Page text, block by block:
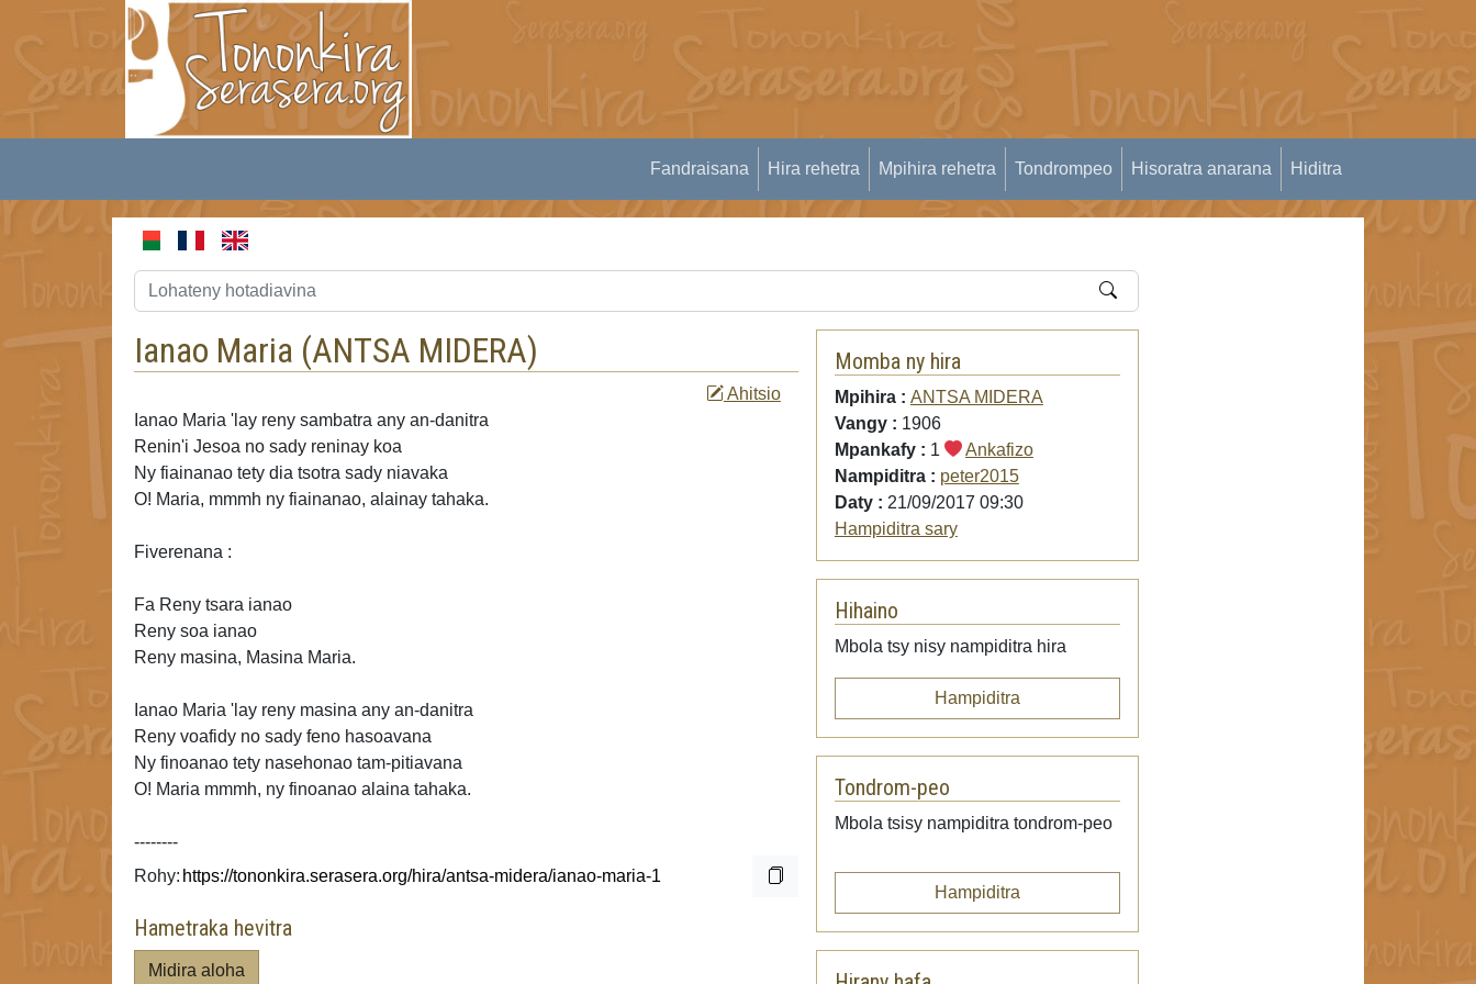
Fandraisana Hira rehetra Mpihira rehetra Tondrompeo Hisoratra anarana Hiditra
Ianao Maria (ANTSA MIDERA)
Ahitsio
Ianao Maria 'lay reny sambatra any an-danitra
Renin'i Jesoa no sady reninay koa
Ny fiainanao tety dia tsotra sady niavaka
O! Maria, mmmh ny fiainanao, alainay tahaka.
Fiverenana :
Fa Reny tsara ianao
Reny soa ianao
Reny masina, Masina Maria.
Ianao Maria 'lay reny masina any an-danitra
Reny voafidy no sady feno hasoavana
Ny finoanao tety nasehonao tam-pitiavana
O! Maria mmmh, ny finoanao alaina tahaka.
--------
Rohy:
Hametraka hevitra
Midira aloha
Momba ny hira
Mpihira : ANTSA MIDERA
Vangy : 1906
Mpankafy : 1
Ankafizo
Nampiditra : peter2015
Daty : 21/09/2017 09:30
Hampiditra sary
Hihaino
Mbola tsy nisy nampiditra hira
Hampiditra
Tondrom-peo
Mbola tsisy nampiditra tondrom-peo
Hampiditra